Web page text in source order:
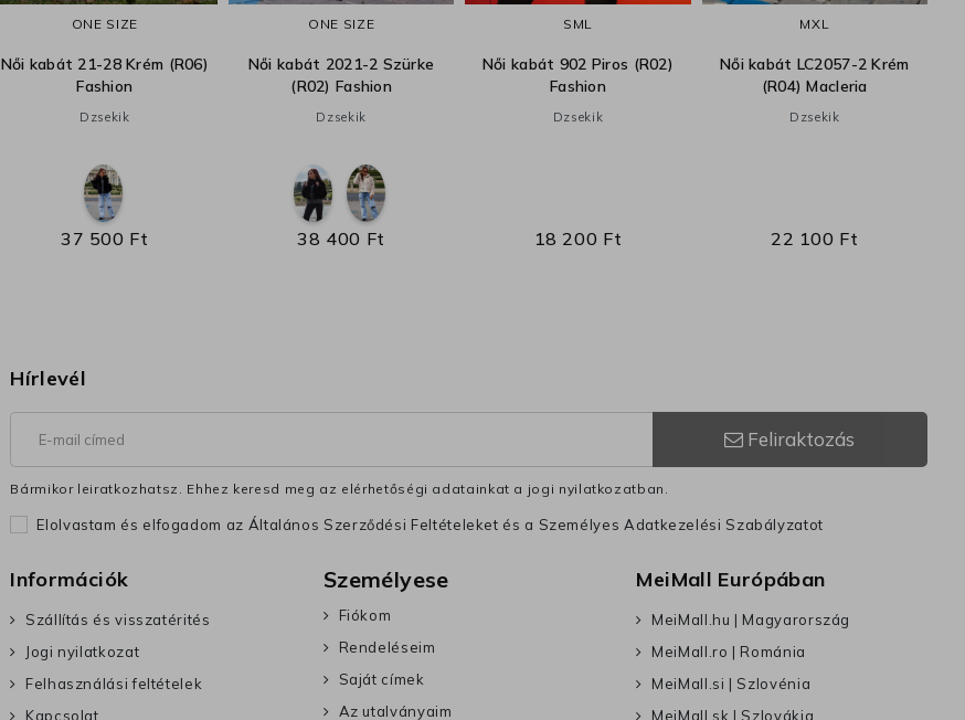
ONE SIZE
Női kabát 21-28 Krém (R06)
Fashion
Dzsekik
37 500 Ft
ONE SIZE
Női kabát 2021-2 Szürke
(R02) Fashion
Dzsekik
38 400 Ft
S ML
Női kabát 902 Piros (R02)
Fashion
Dzsekik
18 200 Ft
MXL
Női kabát LC2057-2 Krém
(R04) Macleria
Dzsekik
22 100 Ft
Hírlevél
Feliraktozás
Bármikor leiratkozhatsz. Ehhez keresd meg az elérhetőségi adatainkat a jogi nyilatkozatban.
Elolvastam és elfogadom az Általános Szerződési Feltételeket és a Személyes Adatkezelési Szabályzatot
Információk
Szállítás és visszatérités
Jogi nyilatkozat
Felhasználási feltételek
Kapcsolat
Személyese
Fiókom
Rendeléseim
Saját címek
Az utalványaim
MeiMall Európában
MeiMall.hu | Magyarország
MeiMall.ro | Románia
MeiMall.si | Szlovénia
MeiMall.sk | Szlovákia